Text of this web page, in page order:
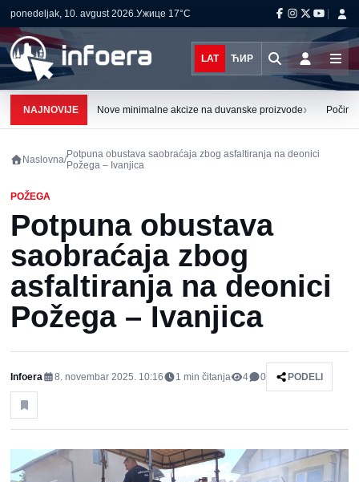
ponedeljak, 10. avgust 2026.Ужице 17°C
LAT ЋИР
NAJNOVIJE Nove minimalne akcize na duvanske proizvode›
Naslovna/Potpuna obustava saobraćaja zbog asfaltiranja na deonici
Požega – Ivanjica
POŽEGA
Potpuna obustava
saobraćaja zbog
asfaltiranja na deonici
Požega – Ivanjica
Infoera 8. novembar 2025. 10:16 1 min čitanja 4 0 PODELI